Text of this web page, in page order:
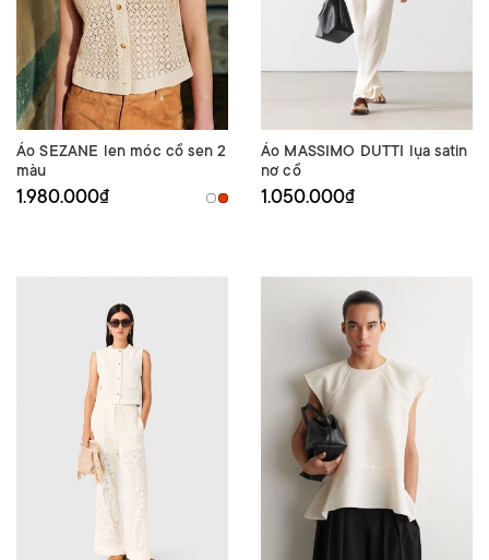
Áo SEZANE len móc cổ sen 2
màu
1.980.000₫
Áo MASSIMO DUTTI lụa satin
nơ cổ
1.050.000₫